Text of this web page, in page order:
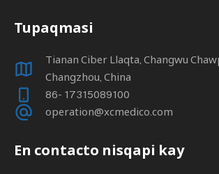
Tupaqmasi
Tianan Ciber Llaqta, Changwu
Changzhou, China
86- 17315089100
operation@xcmedico.com
En contacto nisqapi kay